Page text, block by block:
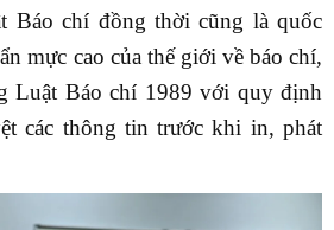
Báo chí đồng thời cũng là quốc
mực cao của thế giới về báo chí,
Luật Báo chí 1989 với quy định
các thông tin trước khi in, phát